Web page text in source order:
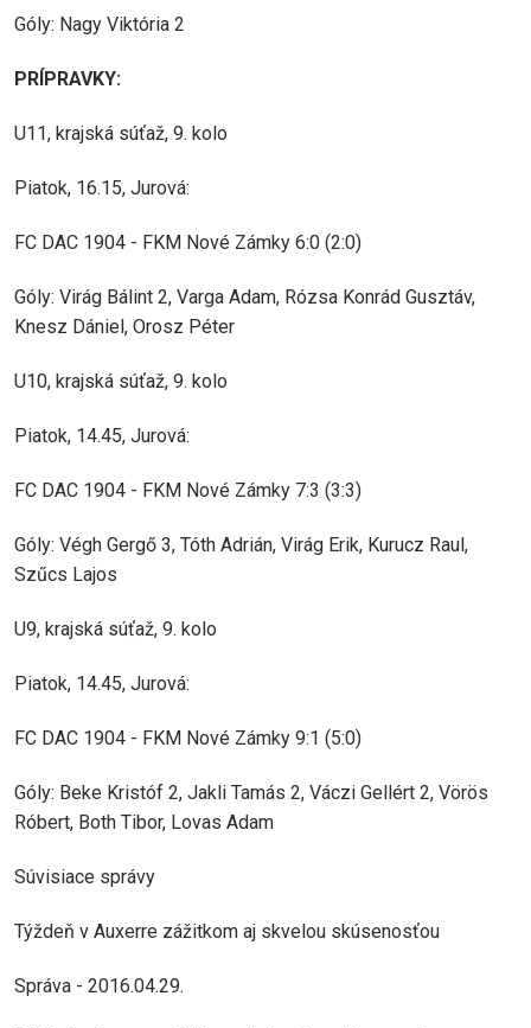
Góly: Nagy Viktória 2
PRÍPRAVKY:
U11, krajská súťaž, 9. kolo
Piatok, 16.15, Jurová:
FC DAC 1904 - FKM Nové Zámky 6:0 (2:0)
Góly: Virág Bálint 2, Varga Adam, Rózsa Konrád Gusztáv,
Knesz Dániel, Orosz Péter
U10, krajská súťaž, 9. kolo
Piatok, 14.45, Jurová:
FC DAC 1904 - FKM Nové Zámky 7:3 (3:3)
Góly: Végh Gergő 3, Tóth Adrián, Virág Erik, Kurucz Raul,
Szűcs Lajos
U9, krajská súťaž, 9. kolo
Piatok, 14.45, Jurová:
FC DAC 1904 - FKM Nové Zámky 9:1 (5:0)
Góly: Beke Kristóf 2, Jakli Tamás 2, Váczi Gellért 2, Vörös
Róbert, Both Tibor, Lovas Adam
Súvisiace správy
Týždeň v Auxerre zážitkom aj skvelou skúsenosťou
Správa - 2016.04.29.